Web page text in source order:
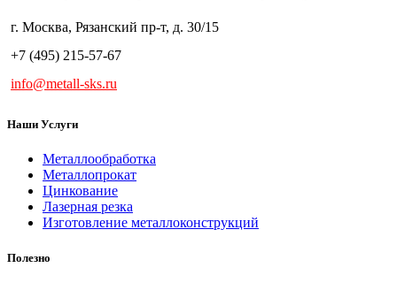
г. Москва, Рязанский пр-т, д. 30/15
+7 (495) 215-57-67
info@metall-sks.ru
Наши Услуги
Металлообработка
Металлопрокат
Цинкование
Лазерная резка
Изготовление металлоконструкций
Полезно